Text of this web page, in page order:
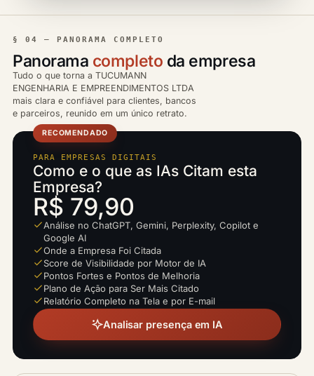
§ 04 — PANORAMA COMPLETO
Panorama completo da empresa
Tudo o que torna a TUCUMANN
ENGENHARIA E EMPREENDIMENTOS LTDA
mais clara e confiável para clientes, bancos
e parceiros, reunido em um único retrato.
RECOMENDADO
PARA EMPRESAS DIGITAIS
Como e o que as IAs Citam esta
Empresa?
R$ 79,90
Análise no ChatGPT, Gemini, Perplexity, Copilot e
Google AI
Onde a Empresa Foi Citada
Score de Visibilidade por Motor de IA
Pontos Fortes e Pontos de Melhoria
Plano de Ação para Ser Mais Citado
Relatório Completo na Tela e por E-mail
Analisar presença em IA